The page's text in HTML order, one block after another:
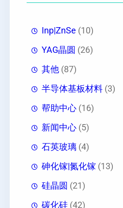
Inp|ZnSe (10)
YAG晶圆 (26)
其他 (87)
半导体基板材料 (3)
帮助中心 (16)
新闻中心 (5)
石英玻璃 (4)
砷化镓|氮化镓 (13)
硅晶圆 (21)
碳化硅 (42)